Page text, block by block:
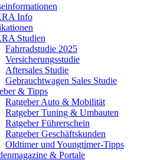
Info
Studien
Fahrradstudie 2025
Versicherungsstudie
Aftersales Studie
Gebrauchtwagen Sales Studie
& Tipps
Ratgeber Auto & Mobilität
Ratgeber Tuning & Umbauten
Ratgeber Führerschein
Ratgeber Geschäftskunden
Oldtimer und Youngtimer-Tipps
& Portale